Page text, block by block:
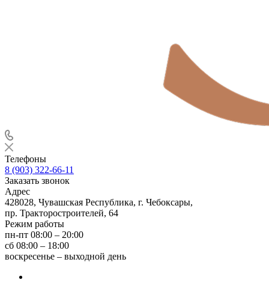
Телефоны
8 (903) 322-66-11
Заказать звонок
Адрес
428028, Чувашская Республика, г. Чебоксары,
пр. Тракторостроителей, 64
Режим работы
пн-пт 08:00 – 20:00
сб 08:00 – 18:00
воскресенье – выходной день